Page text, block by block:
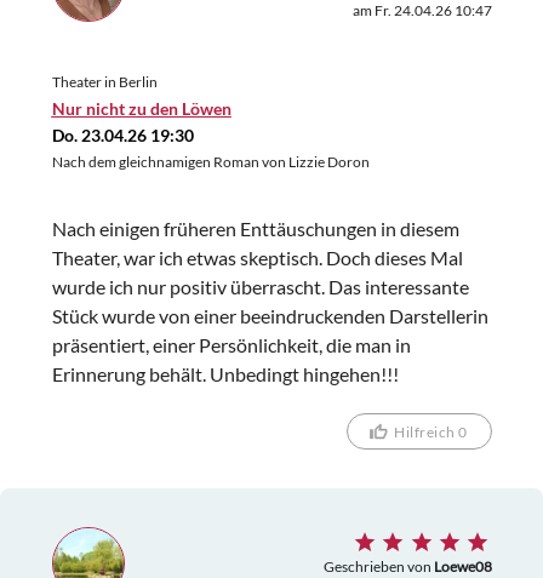
am Fr. 24.04.26 10:47
Theater in Berlin
Nur nicht zu den Löwen
Do. 23.04.26 19:30
Nach dem gleichnamigen Roman von Lizzie Doron
Nach einigen früheren Enttäuschungen in diesem
Theater, war ich etwas skeptisch. Doch dieses Mal
wurde ich nur positiv überrascht. Das interessante
Stück wurde von einer beeindruckenden Darstellerin
präsentiert, einer Persönlichkeit, die man in
Erinnerung behält. Unbedingt hingehen!!!
Hilfreich 0
Geschrieben von Loewe08